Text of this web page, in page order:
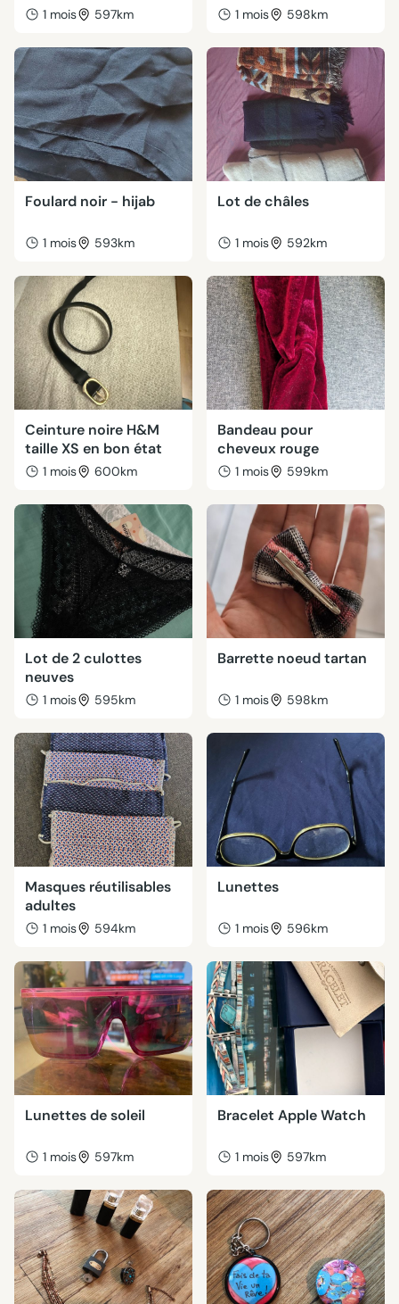
1 mois 597km 1 mois 598km
Foulard noir - hijab
1 mois 593km
Lot de châles
1 mois 592km
Ceinture noire H&M
taille XS en bon état
1 mois 600km
Bandeau pour
cheveux rouge
1 mois 599km
Lot de 2 culottes
neuves
1 mois 595km
Barrette noeud tartan
1 mois 598km
Masques réutilisables
adultes
1 mois 594km
Lunettes
1 mois 596km
Lunettes de soleil
1 mois 597km
Bracelet Apple Watch
1 mois 597km